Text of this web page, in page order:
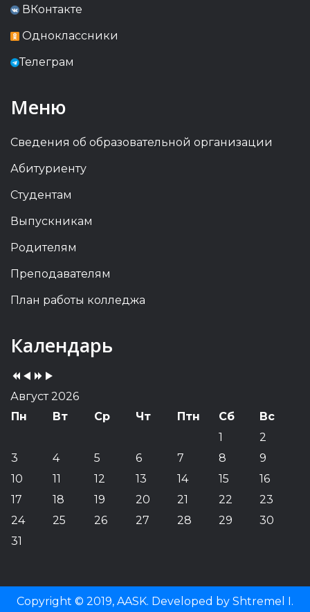
ВКонтакте
Одноклассники
Телеграм
Меню
Сведения об образовательной организации
Абитуриенту
Студентам
Выпускникам
Родителям
Преподавателям
План работы колледжа
Календарь
Previous
Year
Previous
Month
YearMonth
Август 2026
Пн
Вт Ср Чт Птн Сб
Вс
1
2
3
4 5 6 7 8
9
10
11 12 13 14 15
16
17
18 19 20 21 22
23
24
25 26 27 28 29
30
31
Copyright © 2019, AASK. Developed by Shtremel I.